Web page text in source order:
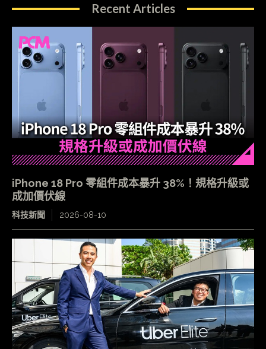
Recent Articles
iPhone 18 Pro 零組件成本暴升 38%！規格升級或
成加價伏線
科技新聞 2026-08-10